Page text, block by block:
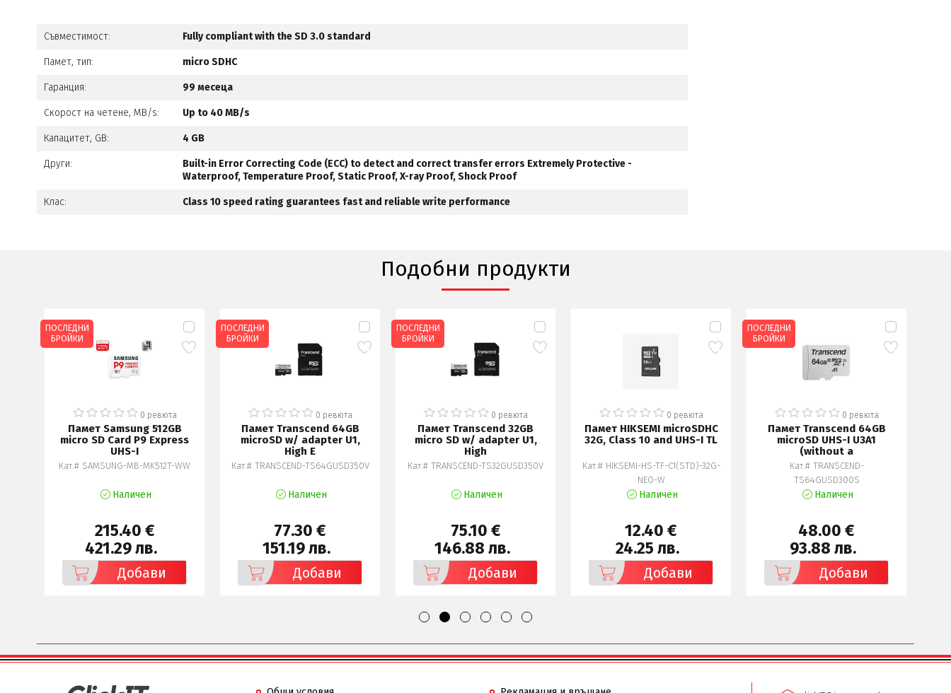
Съвместимост: Fully compliant with the SD 3.0 standard
Памет, тип: micro SDHC
Гаранция: 99 месеца
Скорост на четене, MB/s: Up to 40 MB/s
Капацитет, GB: 4 GB
Други:
Built-in Error Correcting Code (ECC) to detect and correct transfer errors Extremely Protective -
Waterproof, Temperature Proof, Static Proof, X-ray Proof, Shock Proof
Клас: Class 10 speed rating guarantees fast and reliable write performance
Подобни продукти
0 ревюта
Памет Samsung 512GB
micro SD Card P9 Express
UHS-I
Кат.# SAMSUNG-MB-MK512T-WW
Наличен
215.40 €
421.29 лв.
Добави
ПОСЛЕДНИ
БРОЙКИ
0 ревюта
Памет Transcend 64GB
microSD w/ adapter U1,
High E
Кат.# TRANSCEND-TS64GUSD350V
Наличен
77.30 €
151.19 лв.
Добави
ПОСЛЕДНИ
БРОЙКИ
0 ревюта
Памет Transcend 32GB
micro SD w/ adapter U1,
High
Кат.# TRANSCEND-TS32GUSD350V
Наличен
75.10 €
146.88 лв.
Добави
ПОСЛЕДНИ
БРОЙКИ
0 ревюта
Памет HIKSEMI microSDHC
32G, Class 10 and UHS-I TL
Кат.# HIKSEMI-HS-TF-C1(STD)-32G-
NEO-W
Наличен
12.40 €
24.25 лв.
Добави
0 ревюта
Памет Transcend 64GB
microSD UHS-I U3A1
(without a
Кат.# TRANSCEND-
TS64GUSD300S
Наличен
48.00 €
93.88 лв.
Добави
ПОСЛЕДНИ
БРОЙКИ